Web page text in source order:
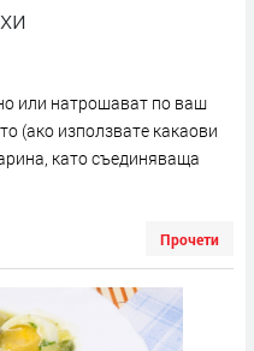
или натрошават по ваш
(ако използвате какаови
като съединяваща
Прочети